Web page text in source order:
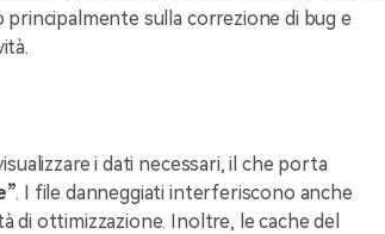
sulla correzione di bug e
i dati necessari, il che porta
. I file danneggiati interferiscono anche
ottimizzazione. Inoltre, le cache del